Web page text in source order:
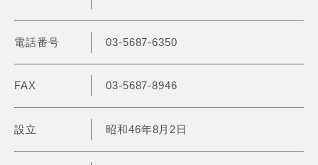
電話番号 03-5687-6350
FAX 03-5687-8946
設立 昭和46年8月2日